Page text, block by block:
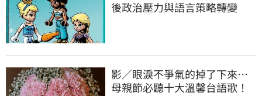
後政治壓力與語言策略轉變
影／眼淚不爭氣的掉了下來…
母親節必聽十大溫馨台語歌！